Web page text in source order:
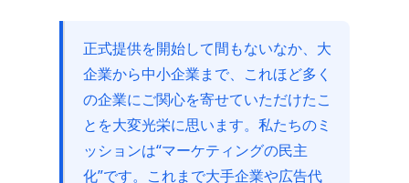
正式提供を開始して間もないなか、大
企業から中小企業まで、これほど多く
の企業にご関心を寄せていただけたこ
とを大変光栄に思います。私たちのミ
ッションは“マーケティングの民主
化”です。これまで大手企業や広告代